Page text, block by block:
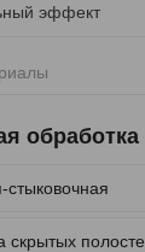
эффект
обработка
стыковочная
скрытых